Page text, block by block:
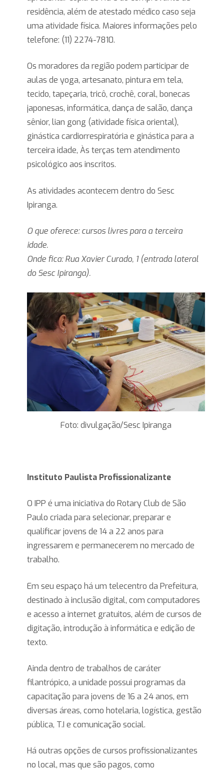
residência, além de atestado médico caso seja
uma atividade física. Maiores informações pelo
telefone: (11) 2274-7810.
Os moradores da região podem participar de
aulas de yoga, artesanato, pintura em tela,
tecido, tapeçaria, tricô, crochê, coral, bonecas
japonesas, informática, dança de salão, dança
sênior, lian gong (atividade física oriental),
ginástica cardiorrespiratória e ginástica para a
terceira idade, Às terças tem atendimento
psicológico aos inscritos.
As atividades acontecem dentro do Sesc
Ipiranga.
O que oferece: cursos livres para a terceira
idade.
Onde fica: Rua Xavier Curado, 1 (entrada lateral
do Sesc Ipiranga).
Foto: divulgação/Sesc Ipiranga
Instituto Paulista Profissionalizante
O IPP é uma iniciativa do Rotary Club de São
Paulo criada para selecionar, preparar e
qualificar jovens de 14 a 22 anos para
ingressarem e permanecerem no mercado de
trabalho.
Em seu espaço há um telecentro da Prefeitura,
destinado à inclusão digital, com computadores
e acesso a internet gratuitos, além de cursos de
digitação, introdução à informática e edição de
texto.
Ainda dentro de trabalhos de caráter
filantrópico, a unidade possui programas da
capacitação para jovens de 16 a 24 anos, em
diversas áreas, como hotelaria, logística, gestão
pública, T.I e comunicação social.
Há outras opções de cursos profissionalizantes
no local, mas que são pagos, como